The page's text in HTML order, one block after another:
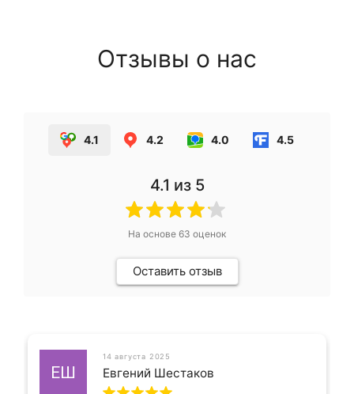
Отзывы о нас
4.1 4.2 4.0 4.5
4.1 из 5
На основе 63 оценок
Оставить отзыв
ЕШ
14 августа 2025
Евгений Шестаков